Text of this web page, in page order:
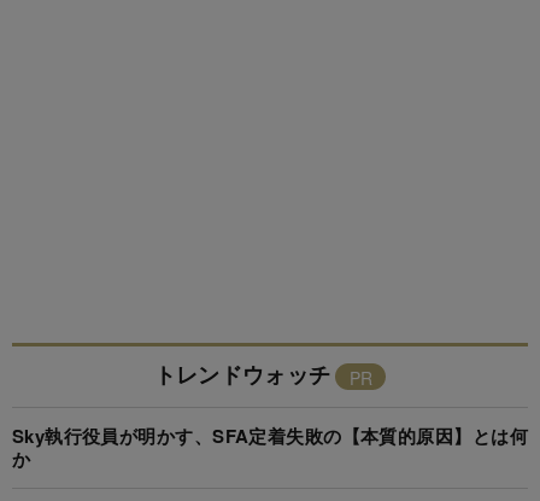
トレンドウォッチ
Sky執行役員が明かす、SFA定着失敗の【本質的原因】とは何
か